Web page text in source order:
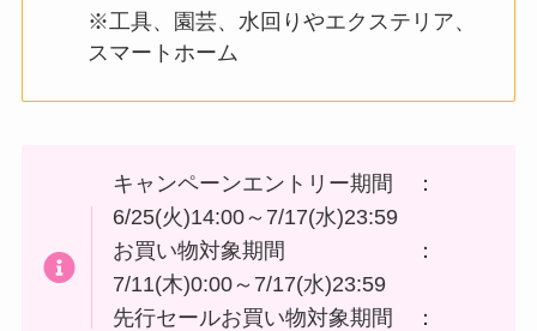
※工具、園芸、水回りやエクステリア、
スマートホーム
キャンペーンエントリー期間 ：
6/25(火)14:00～7/17(水)23:59
お買い物対象期間 ：
7/11(木)0:00～7/17(水)23:59
先行セールお買い物対象期間 ：